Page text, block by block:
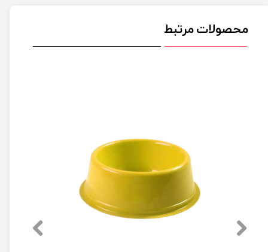
محصولات مرتبط